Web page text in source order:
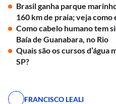
Brasil ganha parque
160 km de praia; veja como
Como cabelo humano tem
Baía de Guanabara, no Rio
Quais são os cursos d’água
SP?
FRANCISCO LEALI